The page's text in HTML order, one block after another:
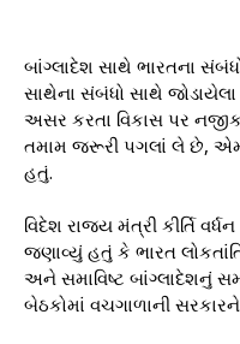
બાંગ્લાદેશ સાથે ભારતના
સાથેના સંબંધો સાથે જોડાયેલા
અસર કરતા વિકાસ પર
તમામ જરૂરી પગલાં લે છે,
હતું.
વિદેશ રાજ્ય મંત્રી કીર્તિ
જણાવ્યું હતું કે ભારત
અને સમાવિષ્ટ બાંગ્લાદેશનું
બેઠકોમાં વચગાળાની